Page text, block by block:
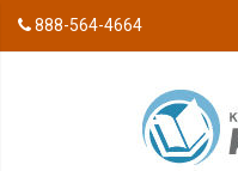
888-564-4664